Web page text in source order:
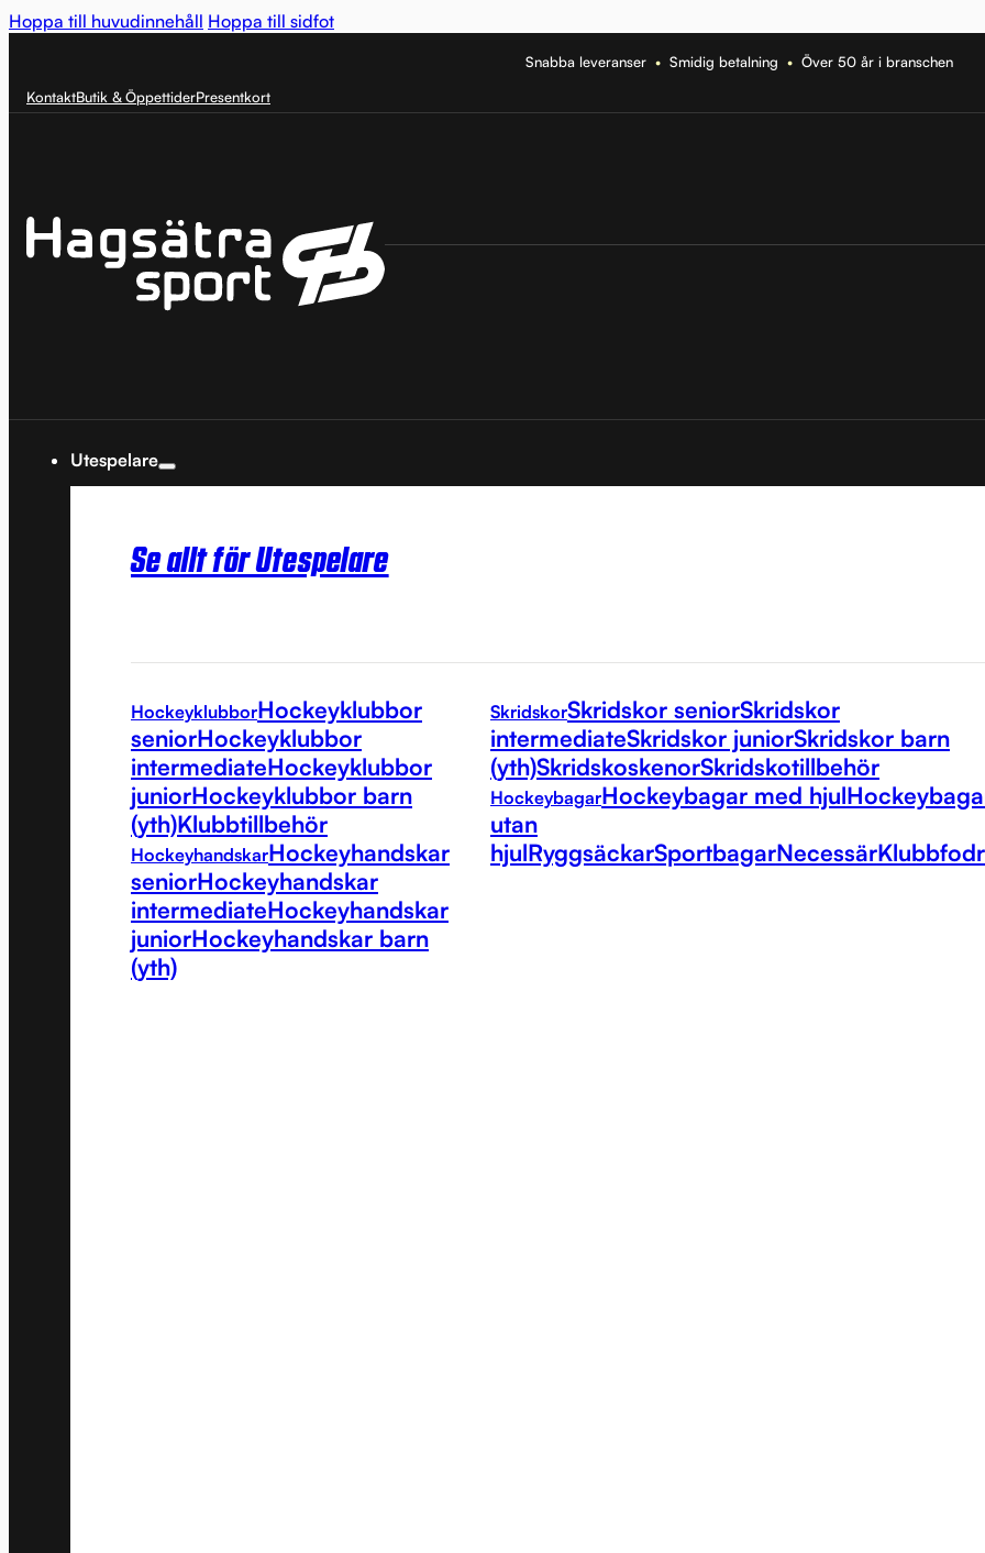
Hoppa till huvudinnehåll Hoppa till sidfot
Snabba leveranser •Smidig betalning •Över 50 år i branschen
KontaktButik & ÖppettiderPresentkort
Utespelare
Se allt för Utespelare
HockeyklubborHockeyklubbor
seniorHockeyklubbor
intermediateHockeyklubbor
juniorHockeyklubbor barn
(yth)Klubbtillbehör
HockeyhandskarHockeyhandskar
seniorHockeyhandskar
intermediateHockeyhandskar
juniorHockeyhandskar barn
(yth)
SkridskorSkridskor seniorSkridskor
intermediateSkridskor juniorSkridskor barn
(yth)SkridskoskenorSkridskotillbehör
HockeybagarHockeybagar med hjul
utan
hjulRyggsäckarSportbagarNecessär